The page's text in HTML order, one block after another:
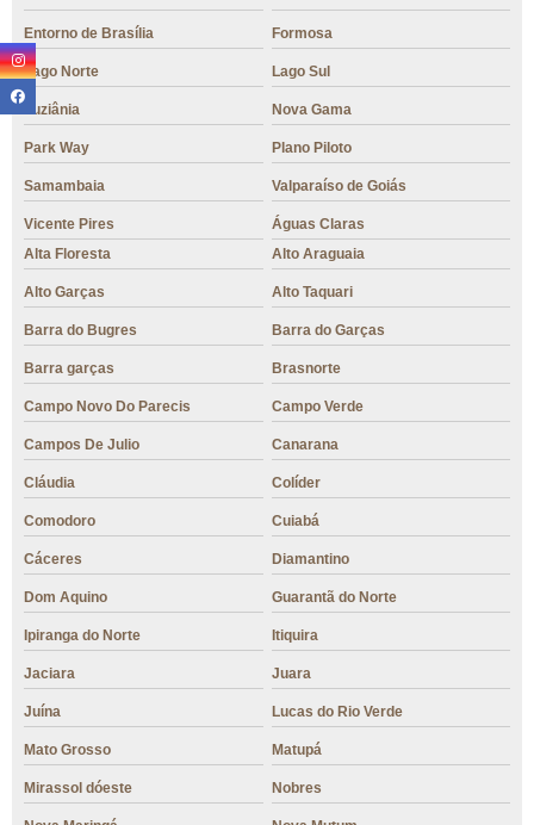
Entorno de Brasília Formosa
Lago Norte Lago Sul
Luziânia Nova Gama
Park Way Plano Piloto
Samambaia Valparaíso de Goiás
Vicente Pires
Águas Claras
Alta Floresta
Alto Araguaia
Alto Garças Alto Taquari
Barra do Bugres Barra do Garças
Barra garças Brasnorte
Campo Novo Do Parecis Campo Verde
Campos De Julio Canarana
Cláudia Colíder
Comodoro Cuiabá
Cáceres Diamantino
Dom Aquino Guarantã do Norte
Ipiranga do Norte Itiquira
Jaciara Juara
Juína Lucas do Rio Verde
Mato Grosso Matupá
Mirassol dóeste Nobres